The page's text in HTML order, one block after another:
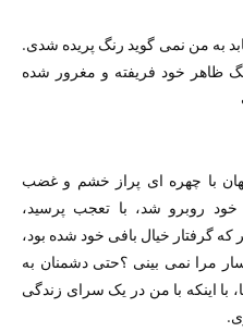
به من نمی گوید رنگ پریده شدی.
ظاهر خود فریفته و مغرور شده
با چهره ای پراز خشم و غضب
روبرو شد، با تعجب پرسید،
که گرفتار خیال بافی خود شده بود،
مرا نمی بینی ؟حتی دشمنان به
با اینکه با من در یک سرای زندگی